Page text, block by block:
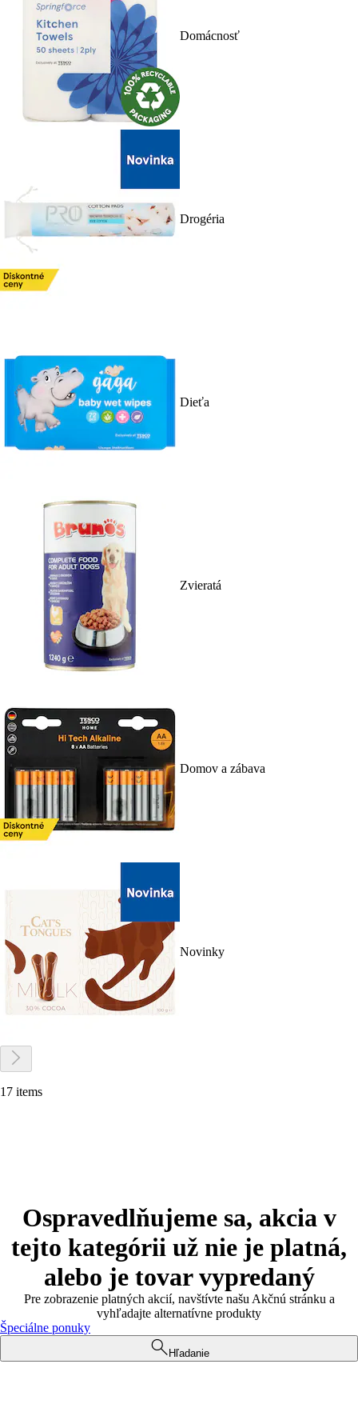
Domácnosť
Drogéria
Dieťa
Zvieratá
Domov a zábava
Novinky
17 items
Ospravedlňujeme sa, akcia v
tejto kategórii už nie je platná,
alebo je tovar vypredaný
Pre zobrazenie platných akcií, navštívte našu Akčnú stránku a
vyhľadajte alternatívne produkty
Špeciálne ponuky
Hľadanie